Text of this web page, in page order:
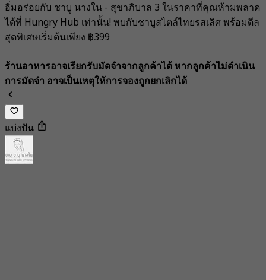
อิ่มอร่อยกับ ชาบู นางใน - สุขาภิบาล 3 ในราคาที่คุณห้ามพลาด
ได้ที่ Hungry Hub เท่านั้น! พบกับชาบูสไตล์ไทยรสเลิศ พร้อมดีล
สุดพิเศษเริ่มต้นเพียง ฿399
ร้านอาหารอาจเรียกรับมัดจำจากลูกค้าได้ หากลูกค้าไม่ดำเนิน
การมัดจำ อาจเป็นเหตุให้การจองถูกยกเลิกได้
แบ่งปัน